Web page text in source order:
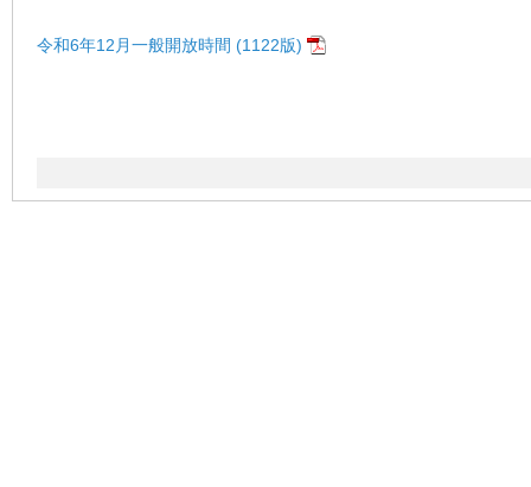
令和6年12月一般開放時間 (1122版)